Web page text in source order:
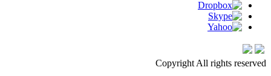
Copyright All rights reserved